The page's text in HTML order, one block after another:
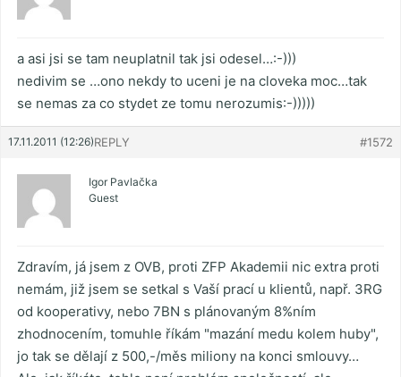
a asi jsi se tam neuplatnil tak jsi odesel…:-)))
nedivim se …ono nekdy to uceni je na cloveka moc…tak
se nemas za co stydet ze tomu nerozumis:-)))))
17.11.2011 (12:26) #1572
REPLY
Igor Pavlačka
Guest
Zdravím, já jsem z OVB, proti ZFP Akademii nic extra proti
nemám, již jsem se setkal s Vaší prací u klientů, např. 3RG
od kooperativy, nebo 7BN s plánovaným 8%ním
zhodnocením, tomuhle říkám "mazání medu kolem huby",
jo tak se dělají z 500,-/měs miliony na konci smlouvy…